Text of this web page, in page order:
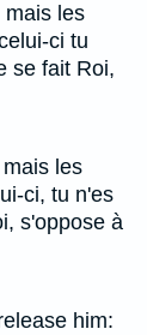
mais les
ci tu
se fait Roi,
les
ci, tu n'es
s'oppose à
him: